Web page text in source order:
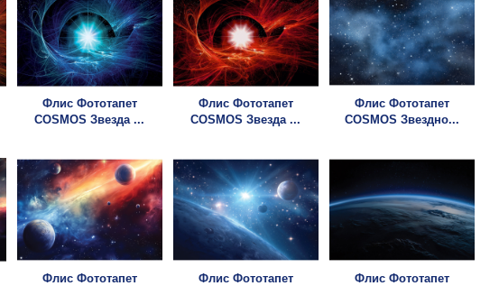
Флис Фототапет
COSMOS Звезда ...
Флис Фототапет
COSMOS Звезда ...
Флис Фототапет
COSMOS Звездно...
Флис Фототапет
Флис Фототапет
Флис Фототапет